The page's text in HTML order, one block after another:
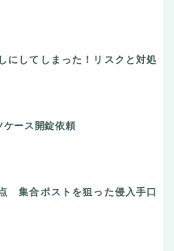
にしてしまった！リスクと対処
ケース開錠依頼
集合ポストを狙った侵入手口